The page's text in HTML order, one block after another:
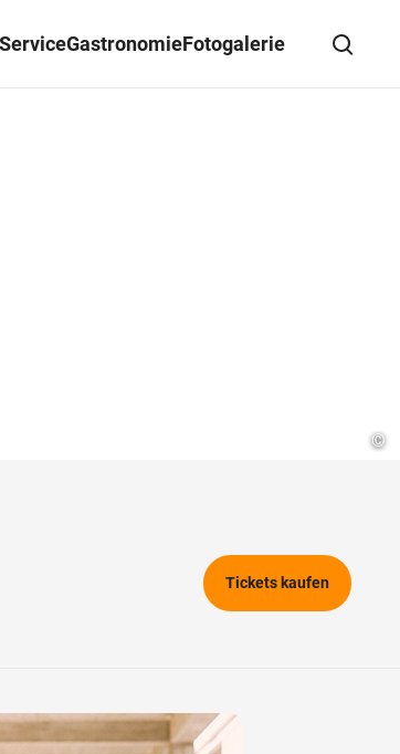
ServiceGastronomieFotogalerie
©
Tickets kaufen